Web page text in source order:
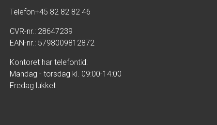
Telefon+45 82 82 82 46
CVR-nr.: 28647239
EAN-nr.: 5798009812872
Kontoret har telefontid:
Mandag - torsdag kl. 09:00-14:00
Fredag lukket